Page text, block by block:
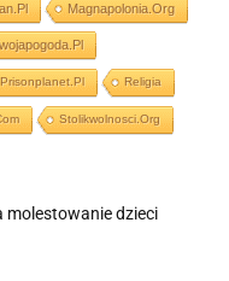
Magnapolonia.org
Prisonplanet.pl Religia
Stolikwolnosci.org
molestowanie dzieci